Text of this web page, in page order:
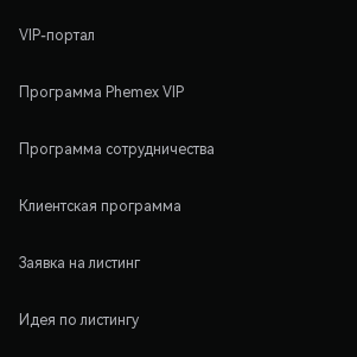
VIP-портал
Программа Phemex VIP
Программа сотрудничества
Клиентская программа
Заявка на листинг
Идея по листингу